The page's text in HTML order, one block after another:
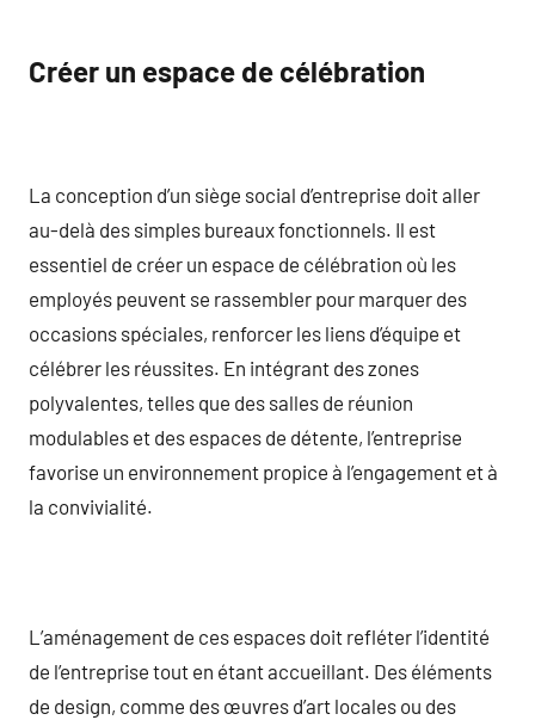
Créer un espace de célébration
La conception d’un siège social d’entreprise doit aller
au-delà des simples bureaux fonctionnels. Il est
essentiel de créer un espace de célébration où les
employés peuvent se rassembler pour marquer des
occasions spéciales, renforcer les liens d’équipe et
célébrer les réussites. En intégrant des zones
polyvalentes, telles que des salles de réunion
modulables et des espaces de détente, l’entreprise
favorise un environnement propice à l’engagement et à
la convivialité.
L’aménagement de ces espaces doit refléter l’identité
de l’entreprise tout en étant accueillant. Des éléments
de design, comme des œuvres d’art locales ou des